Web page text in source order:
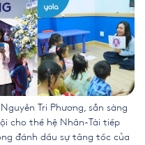
Tri Phương, sẵn sàng
cho thế hệ Nhân-Tài tiếp
đánh dấu sự tăng tốc của